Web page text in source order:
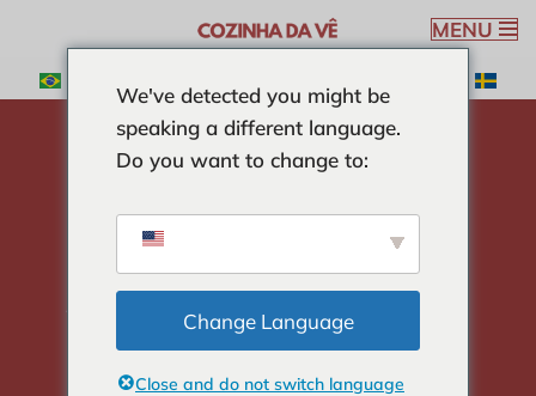
til
MENU
opskrift
Simpel Risotto med
pølse opskrift
We've detected you might be
speaking a different language.
Do you want to change to:
Change Language
Close and do not switch language